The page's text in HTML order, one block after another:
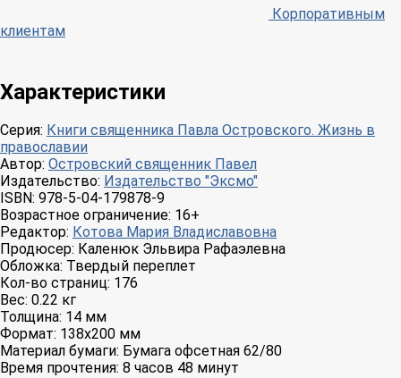
Корпоративным
клиентам
Характеристики
Серия: Книги священника Павла Островского. Жизнь в
православии
Автор: Островский священник Павел
Издательство: Издательство "Эксмо"
ISBN: 978-5-04-179878-9
Возрастное ограничение: 16+
Редактор: Котова Мария Владиславовна
Продюсер: Каленюк Эльвира Рафаэлевна
Обложка: Твердый переплет
Кол-во страниц: 176
Вес: 0.22 кг
Толщина: 14 мм
Формат: 138x200 мм
Материал бумаги: Бумага офсетная 62/80
Время прочтения: 8 часов 48 минут